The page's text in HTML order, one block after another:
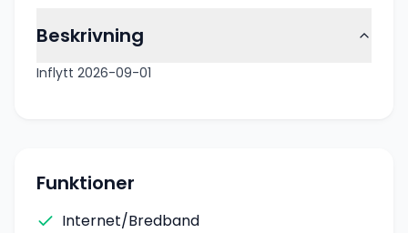
Beskrivning
Inflytt 2026-09-01
Funktioner
Internet/Bredband